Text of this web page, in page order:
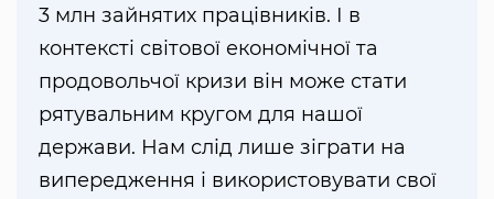
3 млн зайнятих працівників. І в
контексті світової економічної та
продовольчої кризи він може стати
рятувальним кругом для нашої
держави. Нам слід лише зіграти на
випередження і використовувати свої